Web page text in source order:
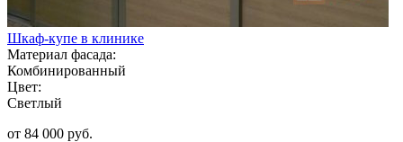
Шкаф-купе в клинике
Материал фасада:
Комбинированный
Цвет:
Светлый
от 84 000 руб.